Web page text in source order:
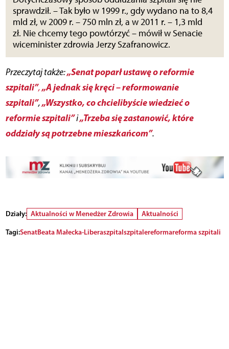
sprawdził. – Tak było w 1999 r., gdy wydano na to 8,4
mld zł, w 2009 r. – 750 mln zł, a w 2011 r. – 1,3 mld
zł. Nie chcemy tego powtórzyć – mówił w Senacie
wiceminister zdrowia Jerzy Szafranowicz.
Przeczytaj także:„Senat poparł ustawę o reformie
szpitali”,„A jednak się kręci – reformowanie
szpitali”,„Wszystko, co chcielibyście wiedzieć o
reformie szpitali”i„Trzeba się zastanowić, które
oddziały są potrzebne mieszkańcom”.
Działy: Aktualności w Menedżer Zdrowia
Aktualności
Tagi:SenatBeata Małecka-Liberaszpitalszpitalereformareforma szpitali